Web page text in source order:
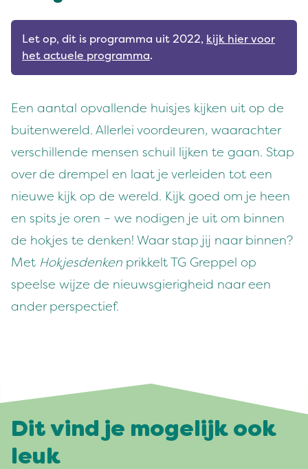
Let op, dit is programma uit 2022, kijk hier voor
het actuele programma.
Een aantal opvallende huisjes kijken uit op de
buitenwereld. Allerlei voordeuren, waarachter
verschillende mensen schuil lijken te gaan. Stap
over de drempel en laat je verleiden tot een
nieuwe kijk op de wereld. Kijk goed om je heen
en spits je oren – we nodigen je uit om binnen
de hokjes te denken! Waar stap jij naar binnen?
Met Hokjesdenken prikkelt TG Greppel op
speelse wijze de nieuwsgierigheid naar een
ander perspectief.
Dit vind je mogelijk ook
leuk